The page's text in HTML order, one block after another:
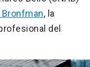
, la
del